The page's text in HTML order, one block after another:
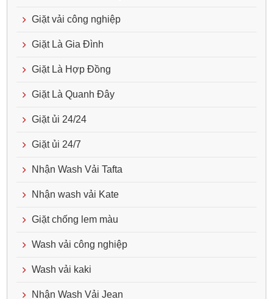
Giặt vải công nghiệp
Giặt Là Gia Đình
Giặt Là Hợp Đồng
Giặt Là Quanh Đây
Giặt ủi 24/24
Giặt ủi 24/7
Nhận Wash Vải Tafta
Nhận wash vải Kate
Giặt chống lem màu
Wash vải công nghiệp
Wash vải kaki
Nhận Wash Vải Jean